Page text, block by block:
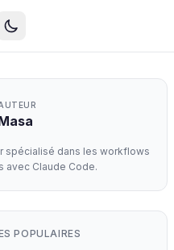
spécialisé dans les workflows
avec Claude Code.
POPULAIRES